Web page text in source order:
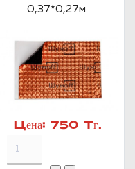
0,37*0,27м.
Цена: 750 Тг.